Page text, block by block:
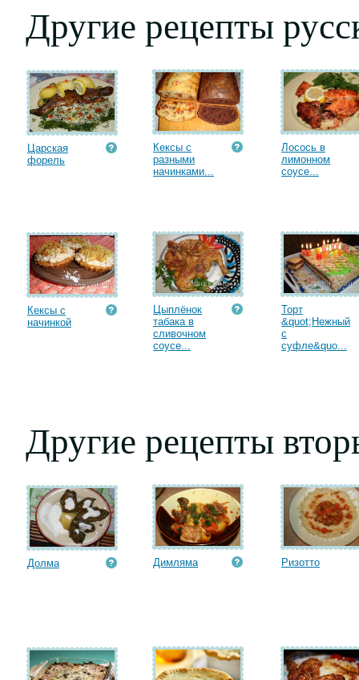
Другие рецепты
Царская
форель
Кексы с
разными
начинками...
Лосось в
лимонном
соусе...
Кексы с
начинкой
Цыплёнок
табака в
сливочном
соусе...
Торт
&quot;Нежный
с
суфле&quo...
Другие рецепты
Долма Димляма Ризотто